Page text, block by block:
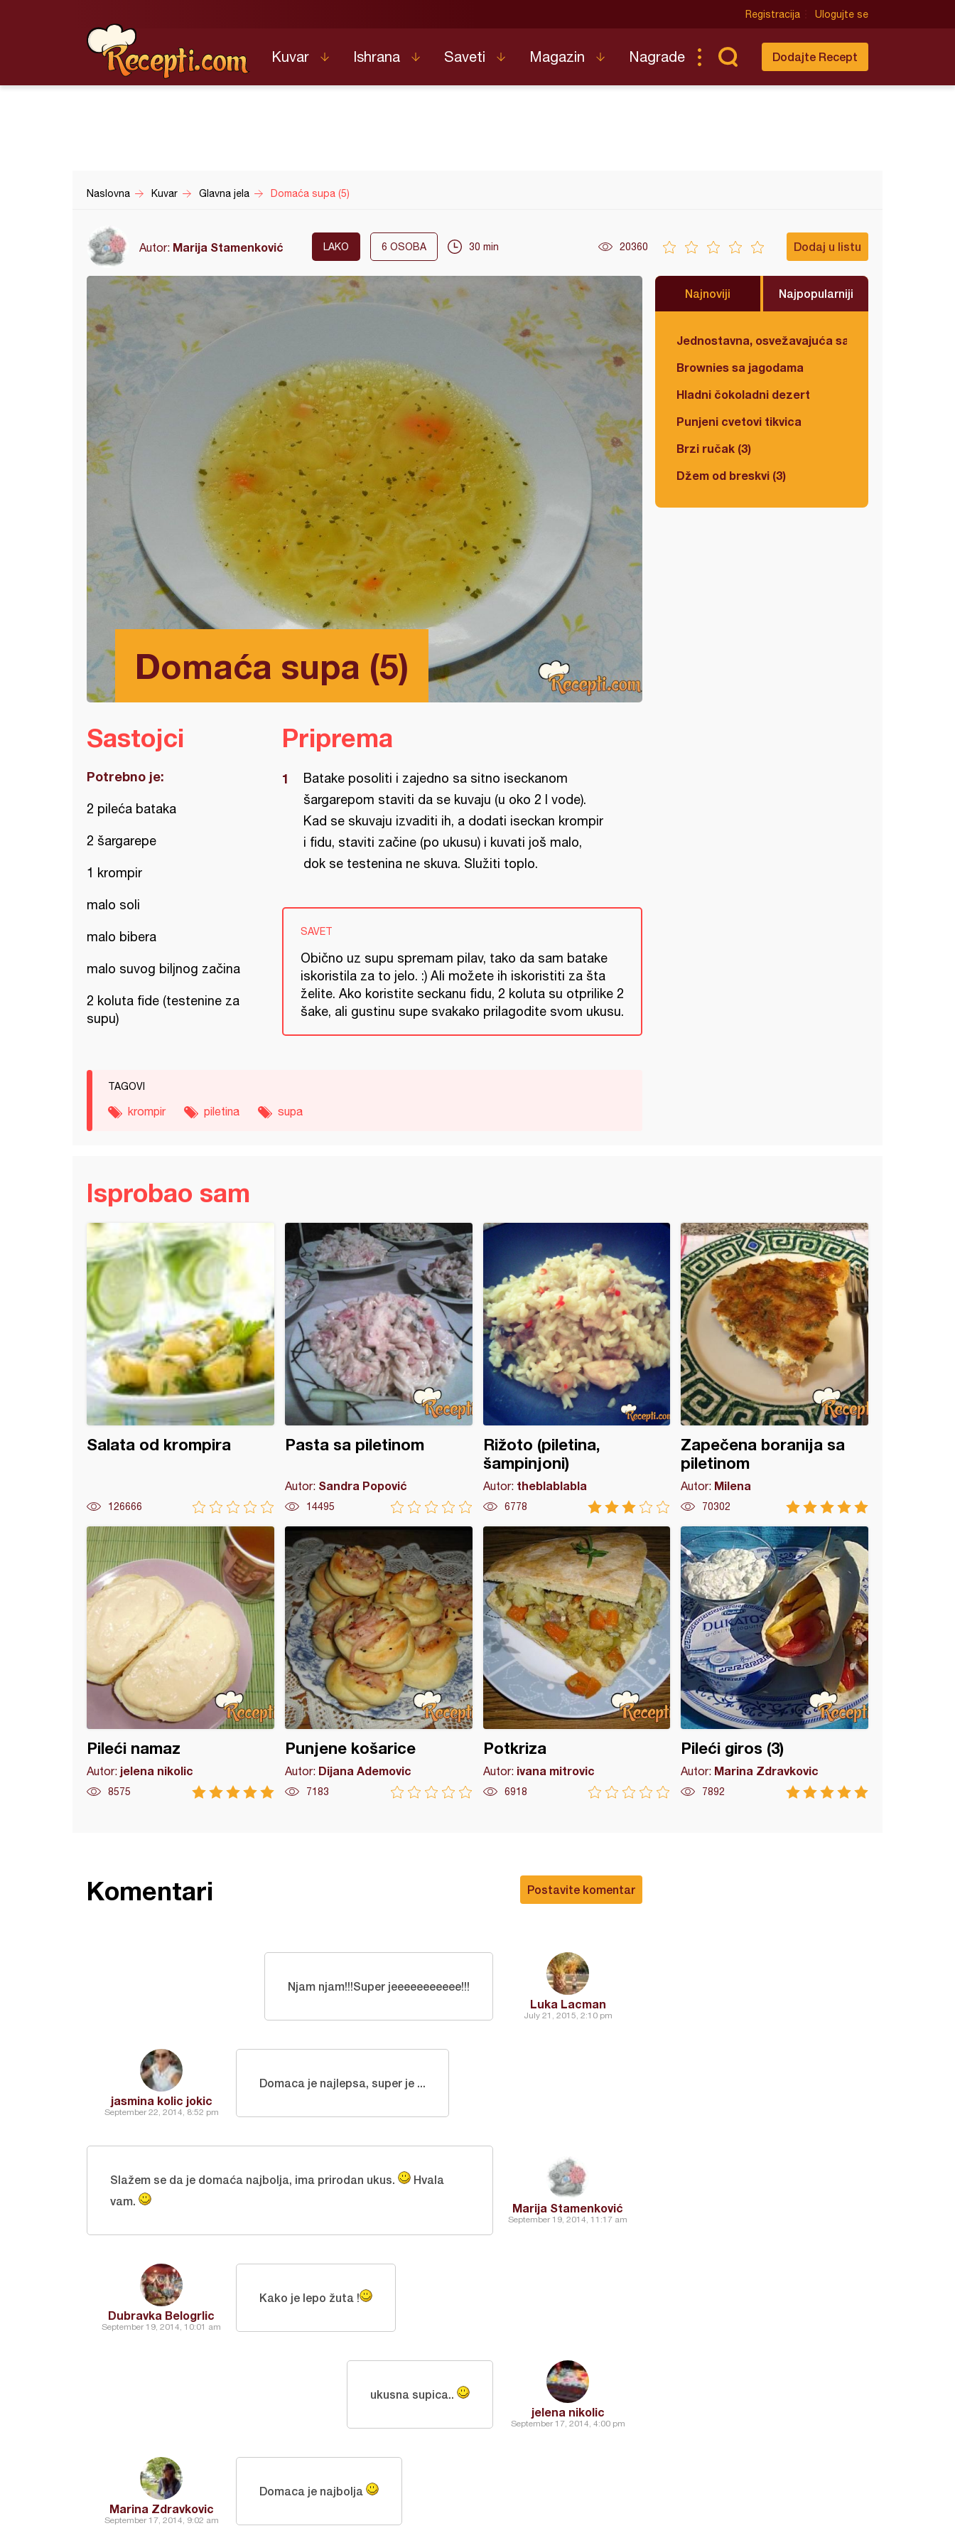
Registracija Ulogujte se
Kuvar Ishrana Saveti Magazin Nagrade Dodajte Recept
Naslovna Kuvar Glavna jela Domaća supa (5)
Autor: Marija Stamenković LAKO 6 OSOBA 30 min 20360 Dodaj u listu
Domaća supa (5)
Najnoviji Najpopularniji
Jednostavna, osvežavajuća salata
Brownies sa jagodama
Hladni čokoladni dezert
Punjeni cvetovi tikvica
Brzi ručak (3)
Džem od breskvi (3)
Sastojci
Potrebno je:
2 pileća bataka
2 šargarepe
1 krompir
malo soli
malo bibera
malo suvog biljnog začina
2 koluta fide (testenine za
supu)
Priprema
Batake posoliti i zajedno sa sitno iseckanom
šargarepom staviti da se kuvaju (u oko 2 l vode).
Kad se skuvaju izvaditi ih, a dodati iseckan krompir
i fidu, staviti začine (po ukusu) i kuvati još malo,
dok se testenina ne skuva. Služiti toplo.
SAVET
Obično uz supu spremam pilav, tako da sam batake
iskoristila za to jelo. :) Ali možete ih iskoristiti za šta
želite. Ako koristite seckanu fidu, 2 koluta su otprilike 2
šake, ali gustinu supe svakako prilagodite svom ukusu.
TAGOVI
krompir piletina supa
Isprobao sam
Salata od krompira
126666
Pasta sa piletinom
Autor: Sandra Popović
14495
Rižoto (piletina,
šampinjoni)
Autor: theblablabla
6778
Zapečena boranija sa
piletinom
Autor: Milena
70302
boranija sa piletinom
Pileći namaz
Autor: jelena nikolic
8575
Punjene košarice
Autor: Dijana Ademovic
7183
Potkriza
Autor: ivana mitrovic
6918
Pileći giros (3)
Autor: Marina Zdravkovic
7892
Postavite komentar
Komentari
Luka Lacman
July 21, 2015, 2:10 pm
Njam njam!!!Super jeeeeeeeeeee!!!
jasmina kolic jokic
September 22, 2014, 8:52 pm
Domaca je najlepsa, super je ...
Marija Stamenković
September 19, 2014, 11:17 am
Slažem se da je domaća najbolja, ima prirodan ukus.
Hvala
vam.
Dubravka Belogrlic
September 19, 2014, 10:01 am
Kako je lepo žuta !
jelena nikolic
September 17, 2014, 4:00 pm
ukusna supica..
Marina Zdravkovic
September 17, 2014, 9:02 am
Domaca je najbolja